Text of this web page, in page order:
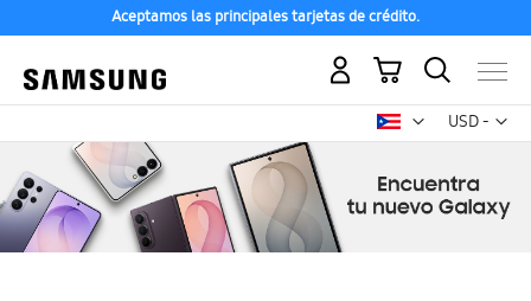
Aceptamos las principales tarjetas de crédito.
USD -
dólar
Mi carrito